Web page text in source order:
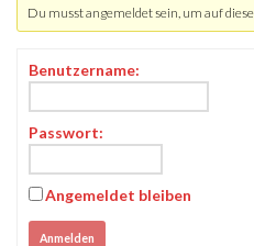
Du musst angemeldet sein, um auf
Benutzername:
Passwort:
Angemeldet bleiben
Anmelden